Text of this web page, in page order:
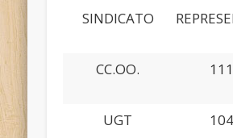
SINDICATO
CC.OO.
UGT